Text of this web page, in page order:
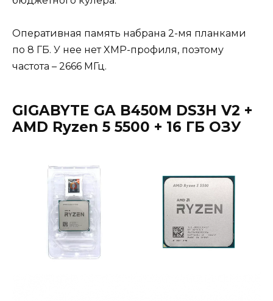
Оперативная память набрана 2-мя планками
по 8 ГБ. У нее нет XMP-профиля, поэтому
частота – 2666 МГц.
GIGABYTE GA B450M DS3H V2 +
AMD Ryzen 5 5500 + 16 ГБ ОЗУ